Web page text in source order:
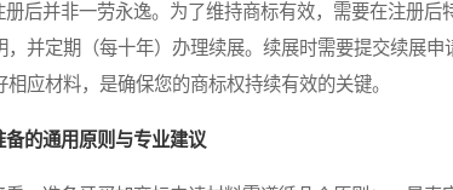
并非一劳永逸。为了维持商标有效，需要在注册后
，并定期（每十年）办理续展。续展时需要提交续展
相应材料，是确保您的商标权持续有效的关键。
备的通用原则与专业建议